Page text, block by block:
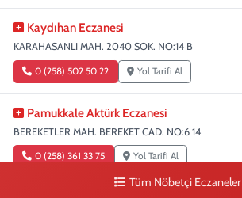
Kaydıhan Eczanesi
KARAHASANLI MAH. 2040 SOK. NO:14 B
0 (258) 502 50 22 Yol Tarifi Al
Pamukkale Aktürk Eczanesi
BEREKETLER MAH. BEREKET CAD. NO:6 14
0 (258) 361 33 75 Yol Tarifi Al
Tüm Nöbetçi Eczaneler